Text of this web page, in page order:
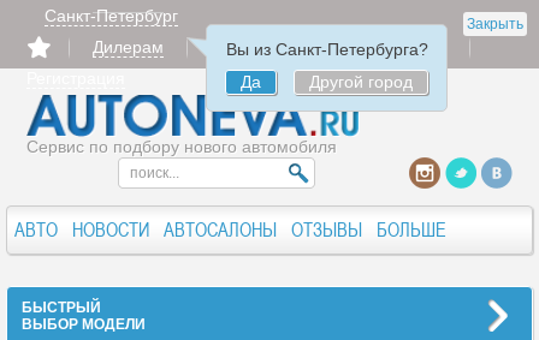
Закрыть
Санкт-Петербург
Вы из Санкт-Петербурга?
Да
Другой город
Дилерам Продать
Авторизация
Сервис по подбору нового автомобиля
АВТО НОВОСТИ АВТОСАЛОНЫ ОТЗЫВЫ БОЛЬШЕ
БЫСТРЫЙ
ВЫБОР МОДЕЛИ